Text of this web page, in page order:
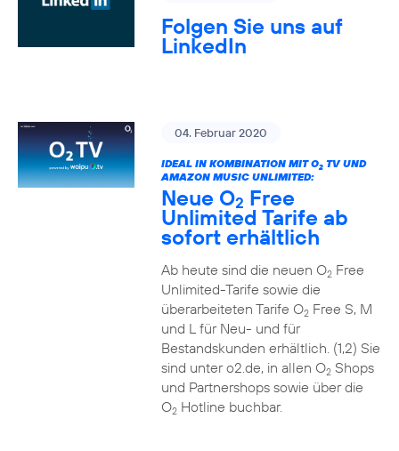
Folgen Sie uns auf
LinkedIn
04. Februar 2020
IDEAL IN KOMBINATION MIT O2TV UND
AMAZON MUSIC UNLIMITED:
Neue O2 Free
Unlimited Tarife ab
sofort erhältlich
Ab heute sind die neuen O2Free
Unlimited-Tarife sowie die
überarbeiteten Tarife O2Free S, M
und L für Neu- und für
Bestandskunden erhältlich. (1,2) Sie
sind unter o2.de, in allen O2Shops
und Partnershops sowie über die
O2Hotline buchbar.